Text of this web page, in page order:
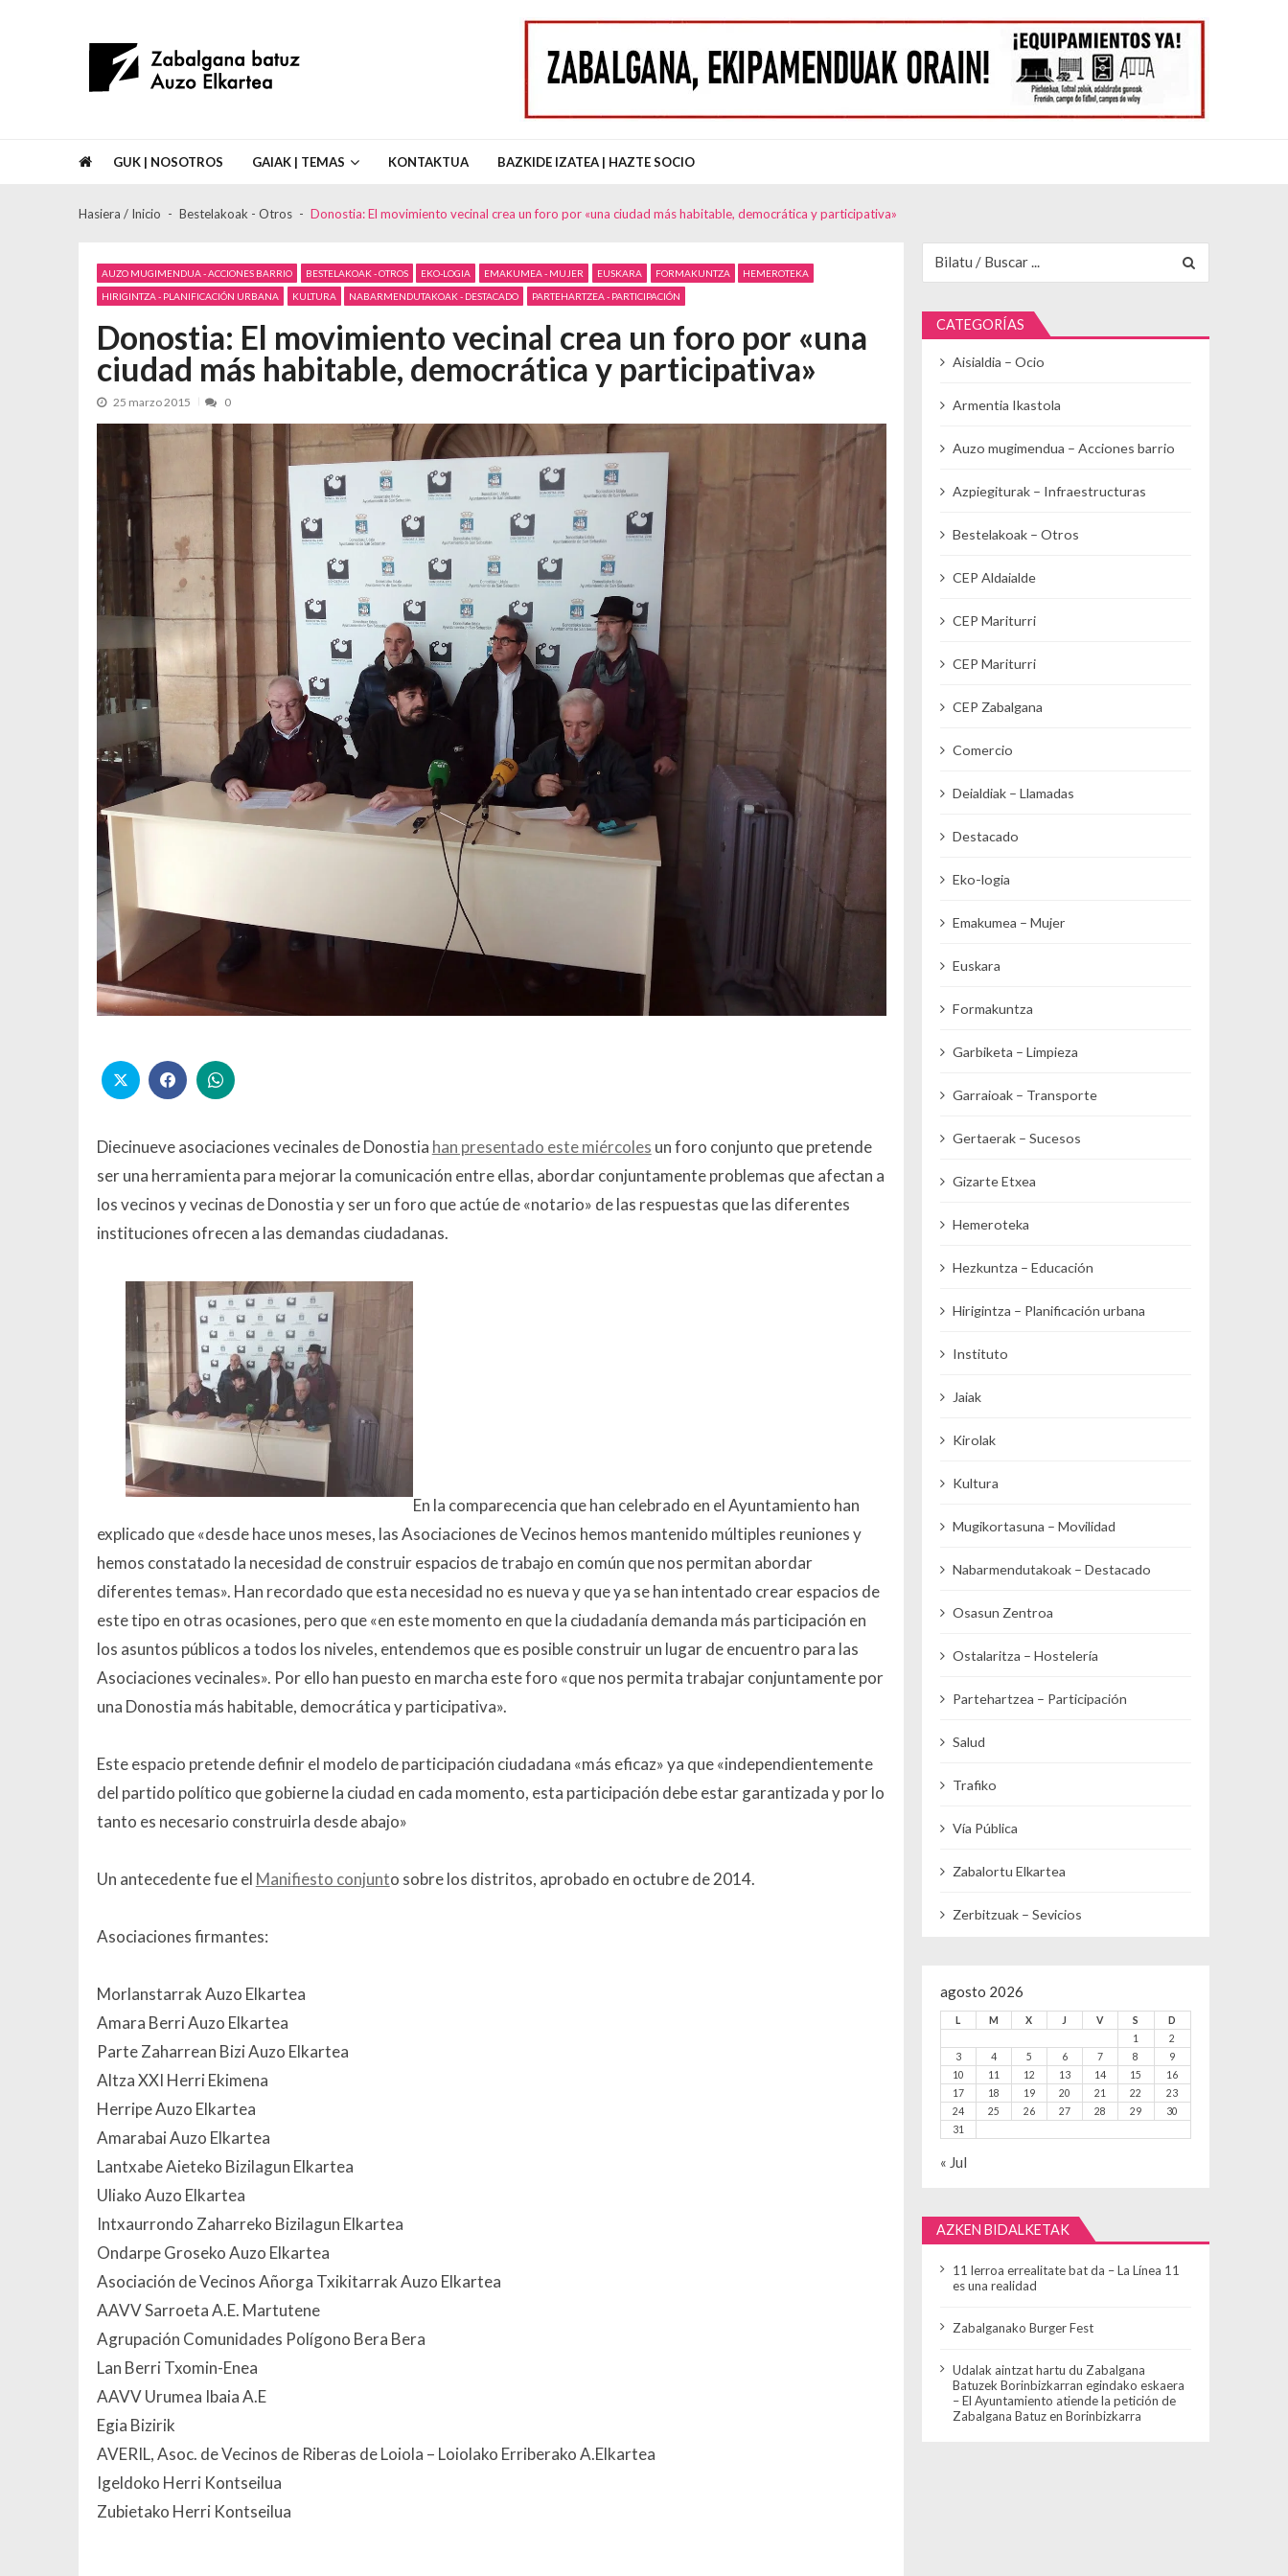
Asociación de Vecinos Zabalgana Batuz Auzo Elkartea
GUK | NOSOTROS GAIAK | TEMAS KONTAKTUA BAZKIDE IZATEA | HAZTE SOCIO
Hasiera / Inicio Bestelakoak - Otros Donostia: El movimiento vecinal crea un foro por «una ciudad más habitable, democrática y participativa»
AUZO MUGIMENDUA - ACCIONES BARRIO BESTELAKOAK - OTROS EKO-LOGIA EMAKUMEA - MUJER EUSKARA FORMAKUNTZA
HEMEROTEKA
HIRIGINTZA - PLANIFICACIÓN URBANA
KULTURA NABARMENDUTAKOAK - DESTACADO PARTEHARTZEA - PARTICIPACIÓN
Donostia: El movimiento vecinal crea un foro por «una
ciudad más habitable, democrática y participativa»
25 marzo 2015 0
Diecinueve asociaciones vecinales de Donostia han presentado este miércoles un foro conjunto que pretende
ser una herramienta para mejorar la comunicación entre ellas, abordar conjuntamente problemas que afectan a
los vecinos y vecinas de Donostia y ser un foro que actúe de «notario» de las respuestas que las diferentes
instituciones ofrecen a las demandas ciudadanas.
En la comparecencia que han celebrado en el Ayuntamiento han
explicado que «desde hace unos meses, las Asociaciones de Vecinos hemos mantenido múltiples reuniones y
hemos constatado la necesidad de construir espacios de trabajo en común que nos permitan abordar
diferentes temas». Han recordado que esta necesidad no es nueva y que ya se han intentado crear espacios de
este tipo en otras ocasiones, pero que «en este momento en que la ciudadanía demanda más participación en
los asuntos públicos a todos los niveles, entendemos que es posible construir un lugar de encuentro para las
Asociaciones vecinales». Por ello han puesto en marcha este foro «que nos permita trabajar conjuntamente por
una Donostia más habitable, democrática y participativa».
Este espacio pretende definir el modelo de participación ciudadana «más eficaz» ya que «independientemente
del partido político que gobierne la ciudad en cada momento, esta participación debe estar garantizada y por lo
tanto es necesario construirla desde abajo»
Un antecedente fue el Manifiesto conjunto sobre los distritos, aprobado en octubre de 2014.
Asociaciones firmantes:
Morlanstarrak Auzo Elkartea
Amara Berri Auzo Elkartea
Parte Zaharrean Bizi Auzo Elkartea
Altza XXI Herri Ekimena
Herripe Auzo Elkartea
Amarabai Auzo Elkartea
Lantxabe Aieteko Bizilagun Elkartea
Uliako Auzo Elkartea
Intxaurrondo Zaharreko Bizilagun Elkartea
Ondarpe Groseko Auzo Elkartea
Asociación de Vecinos Añorga Txikitarrak Auzo Elkartea
AAVV Sarroeta A.E. Martutene
Agrupación Comunidades Polígono Bera Bera
Lan Berri Txomin-Enea
AAVV Urumea Ibaia A.E
Egia Bizirik
AVERIL, Asoc. de Vecinos de Riberas de Loiola – Loiolako Erriberako A.Elkartea
Igeldoko Herri Kontseilua
Zubietako Herri Kontseilua
CATEGORÍAS
Aisialdia – Ocio
Armentia Ikastola
Auzo mugimendua – Acciones barrio
Azpiegiturak – Infraestructuras
Bestelakoak – Otros
CEP Aldaialde
CEP Mariturri
CEP Mariturri
CEP Zabalgana
Comercio
Deialdiak – Llamadas
Destacado
Eko-logia
Emakumea – Mujer
Euskara
Formakuntza
Garbiketa – Limpieza
Garraioak – Transporte
Gertaerak – Sucesos
Gizarte Etxea
Hemeroteka
Hezkuntza – Educación
Hirigintza – Planificación urbana
Instituto
Jaiak
Kirolak
Kultura
Mugikortasuna – Movilidad
Nabarmendutakoak – Destacado
Osasun Zentroa
Ostalaritza – Hostelería
Partehartzea – Participación
Salud
Trafiko
Vía Pública
Zabalortu Elkartea
Zerbitzuak – Sevicios
agosto 2026
L M X J V S
D
1
2
3
4 5 6 7 8
9
10
11 12 13 14 15
16
17
18 19 20 21 22
23
24
25 26 27 28 29
30
31
« Jul
AZKEN BIDALKETAK
11 lerroa errealitate bat da – La Línea 11
es una realidad
Zabalganako Burger Fest
Udalak aintzat hartu du Zabalgana
Batuzek Borinbizkarran egindako eskaera
– El Ayuntamiento atiende la petición de
Zabalgana Batuz en Borinbizkarra